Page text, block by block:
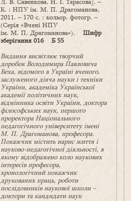
К. : НПУ ім. М. П. Драгоманова,
2011. – 170 с. : кольор. фотогр. –
(Серія «Вчені НПУ
ім. М. П. Драгоманова»). Шифр
зберігання 016 Б 55
Видання висвітлює творчий
доробок Володимира Павловича
Беха, відомого в Україні вченого,
заслуженого діяча науки і техніки
України, академіка Української
академії політичних наук,
відмінника освіти України, доктора
філософських наук, першого
проректора Національного
педагогічного університету імені
М. П. Драгоманова, професора.
Покажчик містить нарис життя і
науково-педагогічної діяльності, в
якому відображено коло наукових
інтересів професора,
хронологічний покажчик
друкованих праць, роботи
послідовників наукової школи –
доктори та кандидати наук